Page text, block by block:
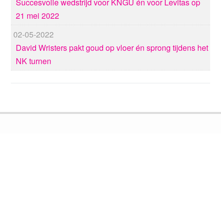
Succesvolle wedstrijd voor KNGU én voor Levitas op
21 mei 2022
02-05-2022
David Wristers pakt goud op vloer én sprong tijdens het
NK turnen